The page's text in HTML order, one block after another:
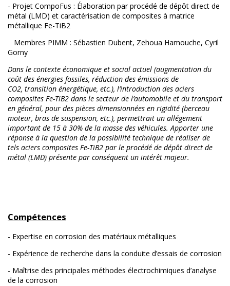
- Projet CompoFus : Élaboration par procédé de dépôt direct de
métal (LMD) et caractérisation de composites à matrice
métallique Fe-TiB2
Membres PIMM : Sébastien Dubent, Zehoua Hamouche, Cyril
Gorny
Dans le contexte économique et social actuel (augmentation du
coût des énergies fossiles, réduction des émissions de
CO2, transition énergétique, etc.), l’introduction des aciers
composites Fe-TiB2 dans le secteur de l’automobile et du transport
en général, pour des pièces dimensionnées en rigidité (berceau
moteur, bras de suspension, etc.), permettrait un allégement
important de 15 à 30% de la masse des véhicules. Apporter une
réponse à la question de la possibilité technique de réaliser de
tels aciers composites Fe-TiB2 par le procédé de dépôt direct de
métal (LMD) présente par conséquent un intérêt majeur.
Compétences
- Expertise en corrosion des matériaux métalliques
- Expérience de recherche dans la conduite d’essais de corrosion
- Maîtrise des principales méthodes électrochimiques d’analyse
de la corrosion